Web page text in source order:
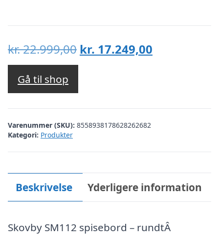
kr.22.999,00 Den
kr. 22.999,00.
kr. 17.249,00
kr.
Gå til shop
Varenummer (SKU): 8558938178628262682
Kategori: Produkter
Beskrivelse Yderligere information
Skovby SM112 spisebord – rundtÂ